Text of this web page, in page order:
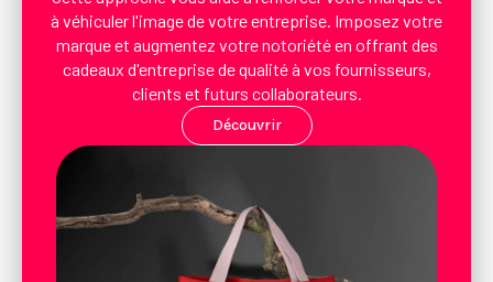
à véhiculer l'image de votre entreprise. Imposez votre
marque et augmentez votre notoriété en offrant des
cadeaux d'entreprise de qualité à vos fournisseurs,
clients et futurs collaborateurs.
Découvrir